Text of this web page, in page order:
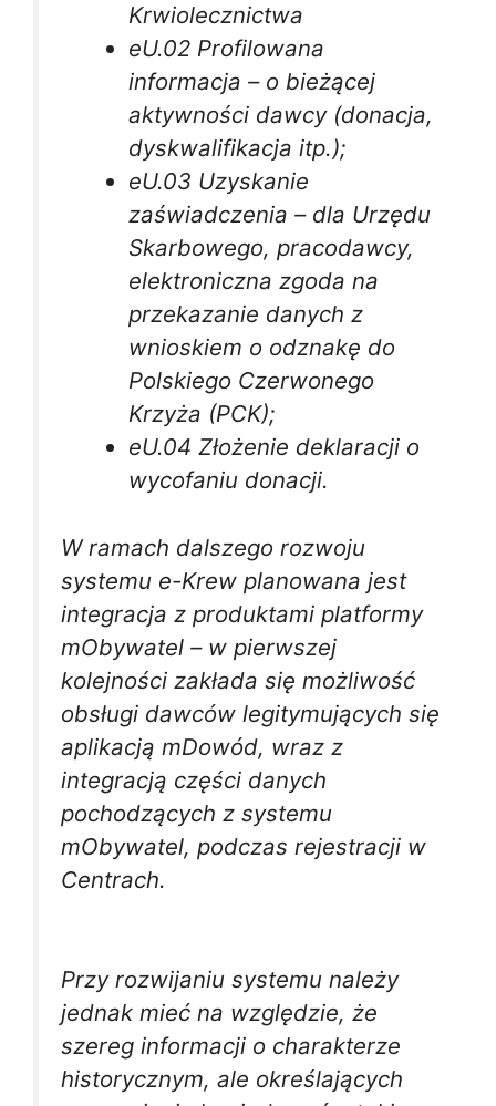
Krwiolecznictwa
eU.02 Profilowana
informacja – o bieżącej
aktywności dawcy (donacja,
dyskwalifikacja itp.);
eU.03 Uzyskanie
zaświadczenia – dla Urzędu
Skarbowego, pracodawcy,
elektroniczna zgoda na
przekazanie danych z
wnioskiem o odznakę do
Polskiego Czerwonego
Krzyża (PCK);
eU.04 Złożenie deklaracji o
wycofaniu donacji.
W ramach dalszego rozwoju
systemu e-Krew planowana jest
integracja z produktami platformy
mObywatel – w pierwszej
kolejności zakłada się możliwość
obsługi dawców legitymujących się
aplikacją mDowód, wraz z
integracją części danych
pochodzących z systemu
mObywatel, podczas rejestracji w
Centrach.
Przy rozwijaniu systemu należy
jednak mieć na względzie, że
szereg informacji o charakterze
historycznym, ale określających